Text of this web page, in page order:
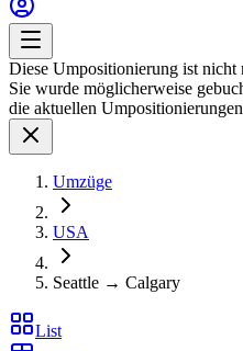
Diese Umpositionierung ist nicht
Sie wurde möglicherweise
die aktuellen
Umzüge
USA
Seattle → Calgary
List